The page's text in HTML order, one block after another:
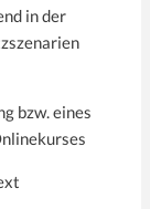
in der
bzw. eines